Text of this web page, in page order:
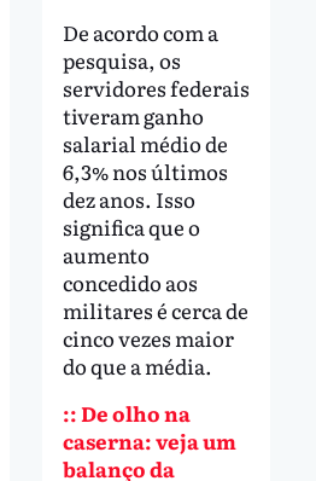
De acordo com a
pesquisa, os
servidores federais
tiveram ganho
salarial médio de
6,3% nos últimos
dez anos. Isso
significa que o
aumento
concedido aos
militares é cerca de
cinco vezes maior
do que a média.
:: De olho na
caserna: veja um
balanço da